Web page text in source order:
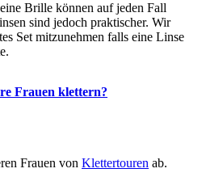
Brille können auf jeden Fall
sind jedoch praktischer. Wir
Set mitzunehmen falls eine Linse
Frauen klettern?
Frauen von Klettertouren ab.